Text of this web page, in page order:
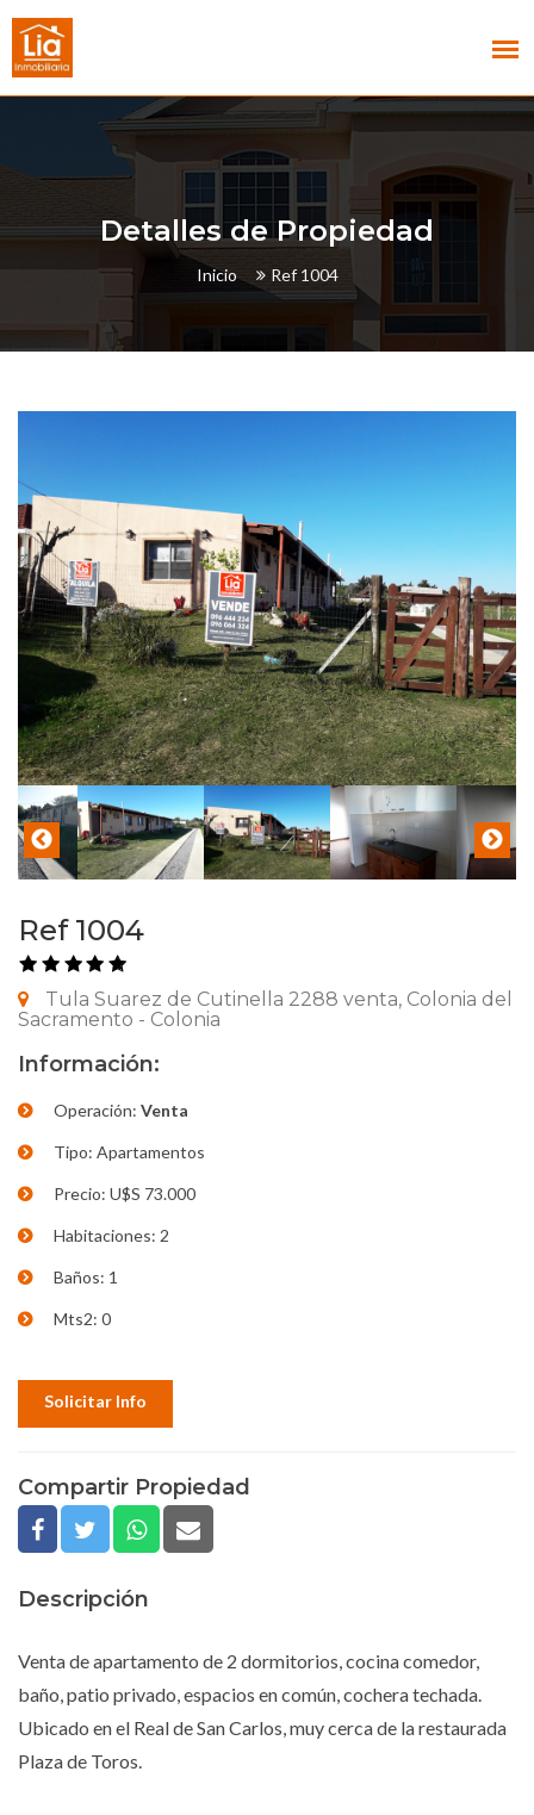
Detalles de Propiedad
Inicio Ref 1004
Ref 1004
Tula Suarez de Cutinella 2288 venta, Colonia del
Sacramento - Colonia
Información:
Operación: Venta
Tipo: Apartamentos
Precio: U$S 73.000
Habitaciones: 2
Baños: 1
Mts2: 0
Solicitar Info
Compartir Propiedad
Descripción
Venta de apartamento de 2 dormitorios, cocina comedor,
baño, patio privado, espacios en común, cochera techada.
Ubicado en el Real de San Carlos, muy cerca de la restaurada
Plaza de Toros.